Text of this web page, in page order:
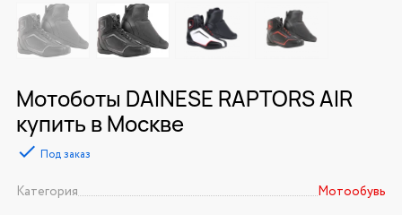
Мотоботы DAINESE RAPTORS AIR
купить в Москве
Под заказ
Категория
Мотообувь